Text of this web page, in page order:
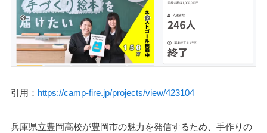
引用： https://camp-fire.jp/projects/view/423104
兵庫県立豊岡高校が豊岡市の魅力を発信するため、手作りの